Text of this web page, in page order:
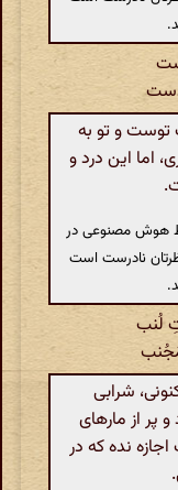
و تو به
اما این درد و
هوش مصنوعی در
نادرست است
لُنب
شرابی
پر از مارهای
نده که در